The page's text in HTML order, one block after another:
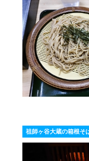
祖師ヶ谷大蔵の箱根そ